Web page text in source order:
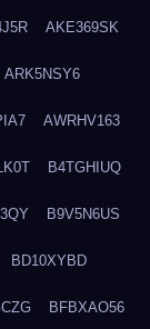
AKE369SK
ARK5NSY6
AWRHV163
B4TGHIUQ
B9V5N6US
BD10XYBD
BFBXAO56